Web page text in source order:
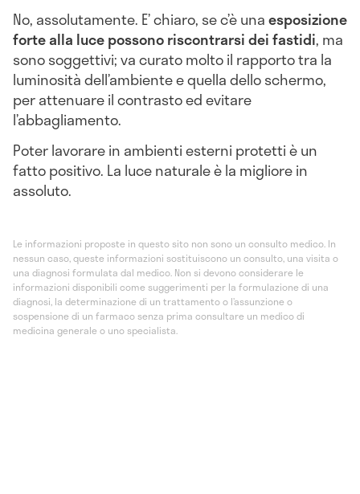
No, assolutamente. E’ chiaro, se c’è unaesposizione
forte alla luce possono riscontrarsi dei fastidi, ma
sono soggettivi; va curato molto il rapporto tra la
luminosità dell’ambiente e quella dello schermo,
per attenuare il contrasto ed evitare
l’abbagliamento.
Poter lavorare in ambienti esterni protetti è un
fatto positivo. La luce naturale è la migliore in
assoluto.
Le informazioni proposte in questo sito non sono un consulto medico. In
nessun caso, queste informazioni sostituiscono un consulto, una visita o
una diagnosi formulata dal medico. Non si devono considerare le
informazioni disponibili come suggerimenti per la formulazione di una
diagnosi, la determinazione di un trattamento o l’assunzione o
sospensione di un farmaco senza prima consultare un medico di
medicina generale o uno specialista.